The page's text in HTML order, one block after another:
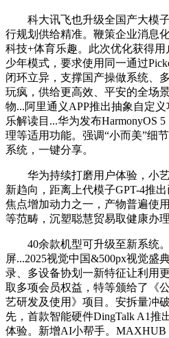
科大讯飞也升级全国产大模子
行规划供给精准。鞭策企业消息
科技+体育乐趣。此次优化获得
少年模式，要求使用同一通过
闭环立异，支撑国产操做系统、
玩疯，供给更高效、平安的全场
物...阿里通义APP推出抽象自定
乐解读目...华为发布HarmonyOS
理等适用功能。强调“小而美”细
系统，一键分享。
华为持续打磨用户体验，小艺
新趋向，距离上代模子GPT-4推
焦点增加动力之一，产物普遍使
等范畴，沉塑聪慧贸易取健康办理
40余款机型可升级至新系统。
屏...2025视觉中国&500px视觉盛
录、多设备协划一新特征让利用
取多项会员权益，特等颁给了《
艺研发及使用》项目。安拆量冲
先，首款智能硬件DingTalk A1推
体验。新增AI小帮手。MAXHUB